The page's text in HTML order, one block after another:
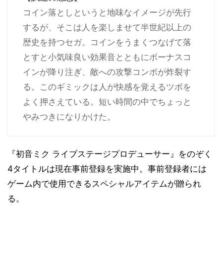
コイン落としというと地味なイメージが先行
するが、そこは人を楽しませて半世紀以上の
歴史を持つセガ。コインをうまくつなげて落
とすと小気味良い効果音とともにボーナスコ
インが降り注ぎ、敵への攻撃コンボが炸裂す
る。このギミックは人が快感を覚えるツボを
よく押さえている。短い時間の中でちょっと
やみつきになりかけた。
『初音ミク ライブステージプロデューサー』をのぞく
4タイトルは現在事前登録を実施中。事前登録者には
ゲーム内で使用できるスペシャルアイテムが贈られ
る。